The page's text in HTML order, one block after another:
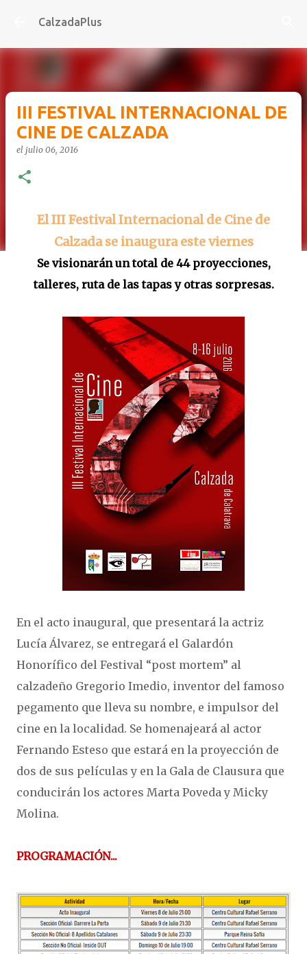
Ir al contenido principal
CalzadaPlus
III FESTIVAL INTERNACIONAL DE
CINE DE CALZADA
el julio 06, 2016
El III Festival Internacional de Cine de
Calzada se inaugura este viernes
Se visionarán un total de 44 proyecciones,
talleres, ruta de las tapas y otras sorpresas.
En el acto inaugural, que presentará la actriz
Lucía Álvarez, se entregará el Galardón
Honorífico del Festival “post mortem” al
calzadeño Gregorio Imedio, inventor del famoso
pegamento que lleva su nombre, e impulsor del
cine en la localidad. Se homenajeará al actor
Fernando Esteso que estará en la proyección de
dos de sus películas y en la Gala de Clausura que
conducirán los actores Marta Poveda y Micky
Molina.
PROGRAMACIÓN...